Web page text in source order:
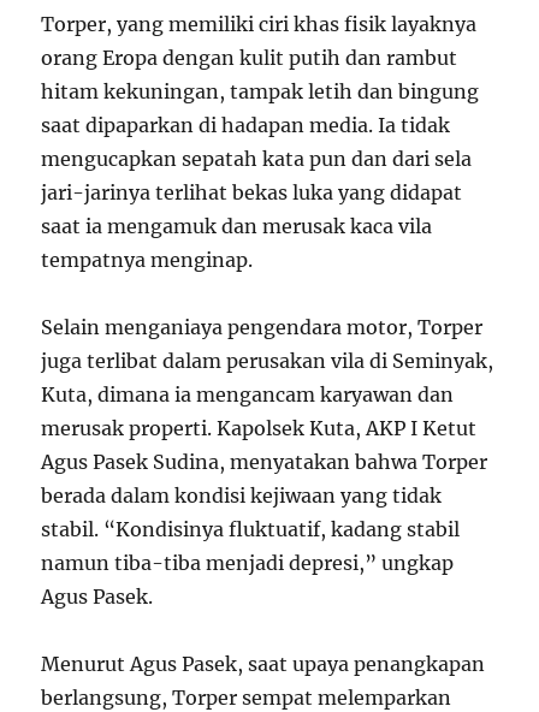
Torper, yang memiliki ciri khas fisik layaknya
orang Eropa dengan kulit putih dan rambut
hitam kekuningan, tampak letih dan bingung
saat dipaparkan di hadapan media. Ia tidak
mengucapkan sepatah kata pun dan dari sela
jari-jarinya terlihat bekas luka yang didapat
saat ia mengamuk dan merusak kaca vila
tempatnya menginap.
Selain menganiaya pengendara motor, Torper
juga terlibat dalam perusakan vila di Seminyak,
Kuta, dimana ia mengancam karyawan dan
merusak properti. Kapolsek Kuta, AKP I Ketut
Agus Pasek Sudina, menyatakan bahwa Torper
berada dalam kondisi kejiwaan yang tidak
stabil. “Kondisinya fluktuatif, kadang stabil
namun tiba-tiba menjadi depresi,” ungkap
Agus Pasek.
Menurut Agus Pasek, saat upaya penangkapan
berlangsung, Torper sempat melemparkan